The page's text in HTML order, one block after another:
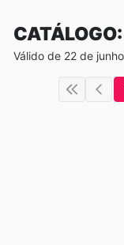
Válido de 22 de